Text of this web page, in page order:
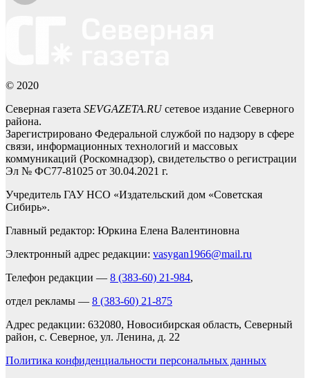
© 2020
Северная газета SEVGAZETA.RUсетевое издание Северного
района.
Зарегистрировано Федеральной службой по надзору в сфере
связи, информационных технологий и массовых
коммуникаций (Роскомнадзор), свидетельство о регистрации
Эл № ФС77-81025 от 30.04.2021 г.
Учредитель ГАУ НСО «Издательский дом «Советская
Сибирь».
Главный редактор: Юркина Елена Валентиновна
Электронный адрес редакции: vasygan1966@mail.ru
Телефон редакции — 8 (383-60) 21-984,
отдел рекламы — 8 (383-60) 21-875
Адрес редакции: 632080, Новосибирская область, Северный
район, с. Северное, ул. Ленина, д. 22
Политика конфиденциальности персональных данных